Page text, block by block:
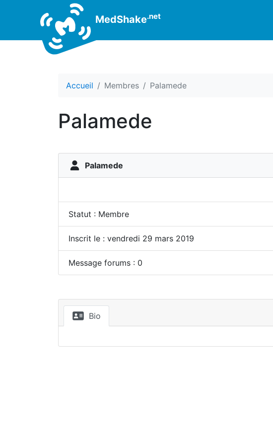
MedShake.net
Accueil Membres Palamede
Palamede
Palamede
Statut : Membre
Inscrit le : vendredi 29 mars 2019
Message forums : 0
Bio